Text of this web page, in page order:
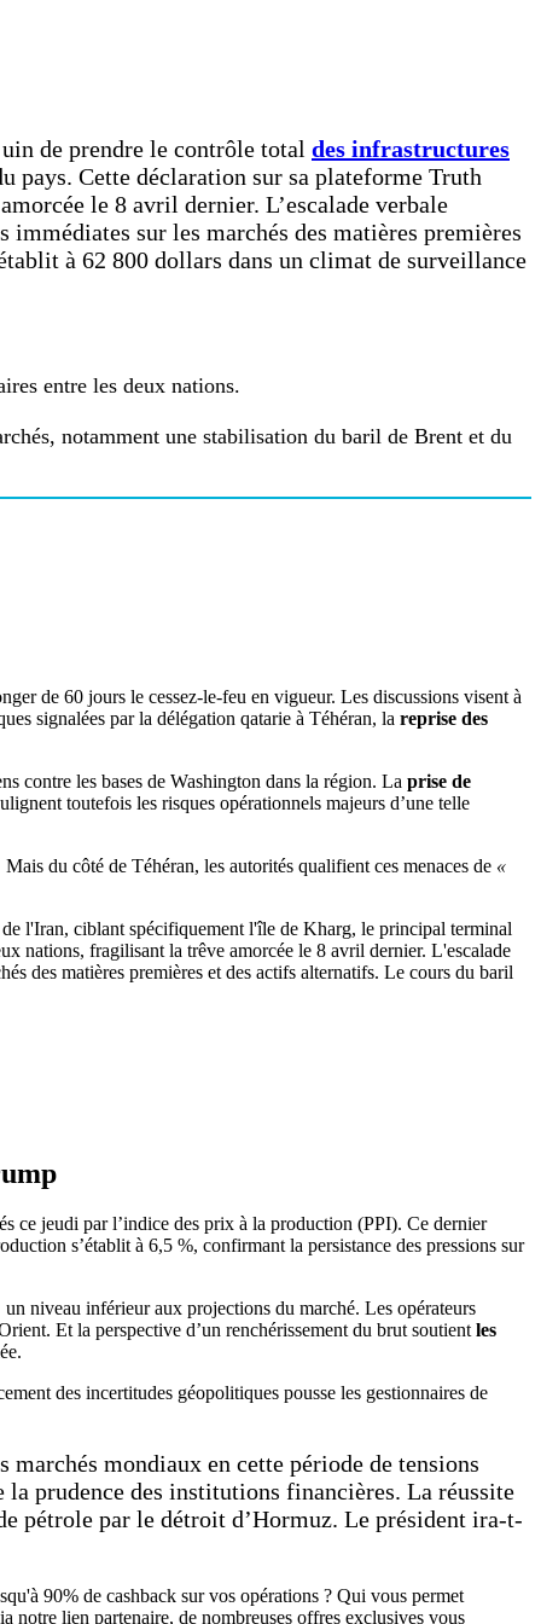
de prendre le contrôle total des infrastructures
Cette déclaration sur sa plateforme Truth
le 8 avril dernier. L’escalade verbale
sur les marchés des matières premières
à 62 800 dollars dans un climat de surveillance
entre les deux nations.
notamment une stabilisation du baril de Brent et du
de 60 jours le cessez-le-feu en vigueur. Les discussions visent à
signalées par la délégation qatarie à Téhéran, la reprise des
contre les bases de Washington dans la région. La prise de
toutefois les risques opérationnels majeurs d’une telle
du côté de Téhéran, les autorités qualifient ces menaces de «
ce jeudi par l’indice des prix à la production (PPI). Ce dernier
s’établit à 6,5 %, confirmant la persistance des pressions sur
niveau inférieur aux projections du marché. Les opérateurs
Et la perspective d’un renchérissement du brut soutientles
des incertitudes géopolitiques pousse les gestionnaires de
mondiaux en cette période de tensions
prudence des institutions financières. La réussite
pétrole par le détroit d’Hormuz. Le président ira-t-
90% de cashback sur vos opérations ? Qui vous permet
lien partenaire, de nombreuses offres exclusives vous